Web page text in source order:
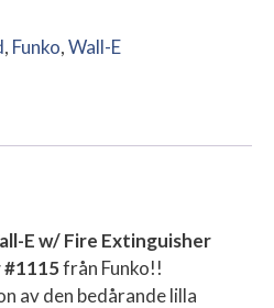
, Funko,Wall-E
E w/ Fire Extinguisher
#1115från Funko!!
av den bedårande lilla